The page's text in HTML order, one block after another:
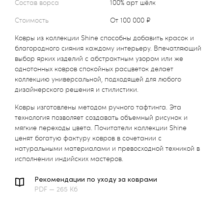
Состав ворса
100% арт шёлк
Стоимость
от 100 000 ₽
Ковры из коллекции Shine способны добавить красок и
благородного сияния каждому интерьеру. Впечатляющий
выбор ярких изделий с абстрактным узором или же
однотонных ковров спокойных расцветок делает
коллекцию универсальной, подходящей для любого
дизайнерского решения и стилистики.
Ковры изготовлены методом ручного тафтинга. Эта
технология позволяет создавать объемный рисунок и
мягкие переходы цвета. Почитатели коллекции Shine
ценят богатую фактуру ковров в сочетании с
натуральными материалами и превосходной техникой в
исполнении индийских мастеров.
Рекомендации по уходу за коврами
PDF — 265 Кб